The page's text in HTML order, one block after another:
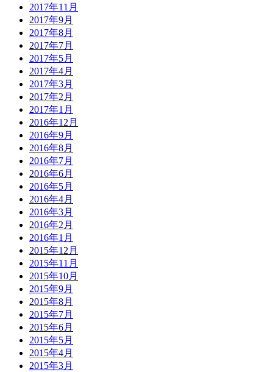
2017年11月
2017年9月
2017年8月
2017年7月
2017年5月
2017年4月
2017年3月
2017年2月
2017年1月
2016年12月
2016年9月
2016年8月
2016年7月
2016年6月
2016年5月
2016年4月
2016年3月
2016年2月
2016年1月
2015年12月
2015年11月
2015年10月
2015年9月
2015年8月
2015年7月
2015年6月
2015年5月
2015年4月
2015年3月